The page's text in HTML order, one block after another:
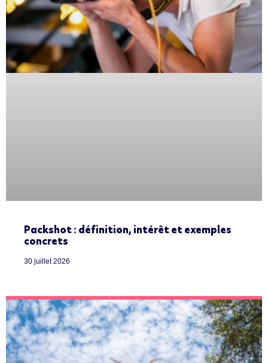
Packshot : définition, intérêt et exemples
concrets
30 juillet 2026